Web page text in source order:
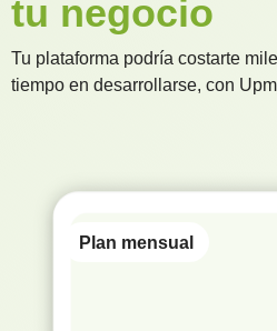
tu negocio
Tu plataforma podría costarte
tiempo en desarrollarse, con
Plan mensual